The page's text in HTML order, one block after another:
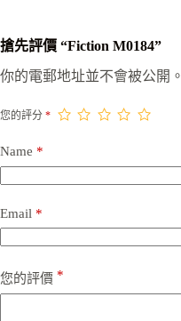
搶先評價 “Fiction M0184”
你的電郵地址並不會被公開。
您的評分 *
Name *
Email *
您的評價 *